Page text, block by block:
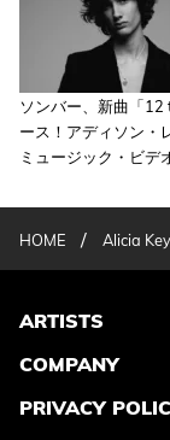
ソンバー、新曲「12
ース！アディソン・
ミュージック・ビデ
HOME / Alicia
ARTISTS
COMPANY
PRIVACY